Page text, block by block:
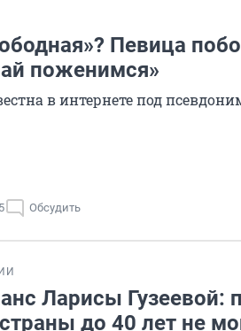
Певица
поженимся»
в интернете под
Обсудить
Ларисы Гузеевой:
до 40 лет не